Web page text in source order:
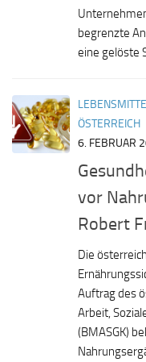
begrenzte
eine gelöste
ÖSTERREICH
6. FEBRUAR
vor
Robert
Die
Auftrag des
Arbeit,
(BMASGK)